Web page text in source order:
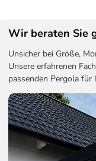
Wir beraten Sie
Unsicher bei Größe,
Unsere erfahrenen
passenden Pergola für